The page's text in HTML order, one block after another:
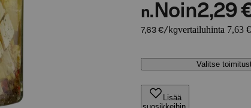
n. Noin2,29
7,63 €/kgvertailuhinta 7,63
Valitse
Lisää